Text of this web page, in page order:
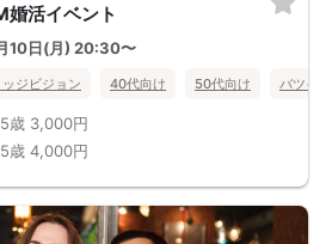
婚活イベント
10日(月) 20:30〜
ジビジョン 40代向け 50代向け バツイ
歳 3,000円
歳 4,000円